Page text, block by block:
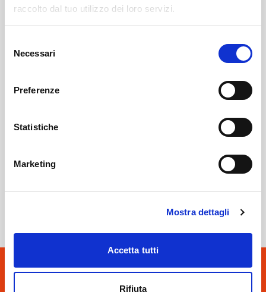
raccolto dal tuo utilizzo dei loro servizi.
delNecessari
Preferenze
Statistiche
Marketing
Mostra dettagli
Accetta tutti
Rifiuta
Leggi qui il necrologio
Necrologi
SOF Società Onoranze Funebri